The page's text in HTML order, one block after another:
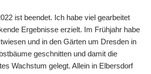
ist beendet. Ich habe viel gearbeitet
Ergebnisse erzielt. Im Frühjahr habe
und in den Gärten um Dresden in
geschnitten und damit die
Wachstum gelegt. Allein in Elbersdorf